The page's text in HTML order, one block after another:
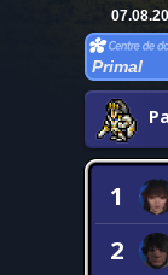
Primal
1
2